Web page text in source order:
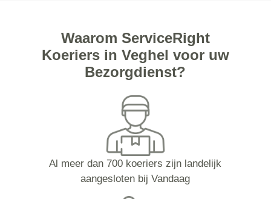
Waarom ServiceRight
Koeriers in Veghel voor uw
Bezorgdienst?
Al meer dan 700 koeriers zijn landelijk
aangesloten bij Vandaag